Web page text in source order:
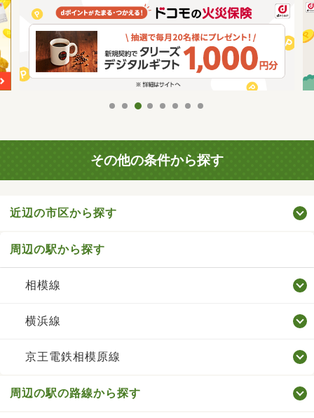
その他の条件から探す
近辺の市区から探す
周辺の駅から探す
相模線
横浜線
京王電鉄相模原線
周辺の駅の路線から探す